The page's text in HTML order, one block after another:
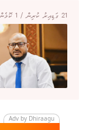
21 ގަޑިއިރު ކުރިން / 1 ކޮމެންޓް
Adv by Dhiraagu